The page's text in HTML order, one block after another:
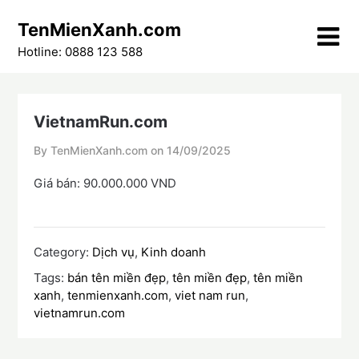
content
TenMienXanh.com
Hotline: 0888 123 588
VietnamRun.com
By TenMienXanh.com on 14/09/2025
Giá bán: 90.000.000 VND
Category: Dịch vụ, Kinh doanh
Tags: bán tên miền đẹp,tên miền đẹp,tên miền
xanh,tenmienxanh.com,viet nam run,
vietnamrun.com